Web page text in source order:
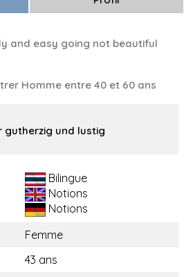
and easy going not beautiful
Homme entre 40 et 60 ans
gutherzig und lustig
Bilingue
Notions
Notions
Femme
43 ans